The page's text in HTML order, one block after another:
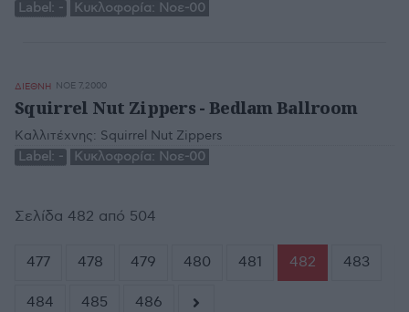
Label: - Κυκλοφορία: Νοε-00
ΔΙΕΘΝΗ ΝΟΕ 7,2000
Squirrel Nut Zippers - Bedlam Ballroom
Καλλιτέχνης: Squirrel Nut Zippers
Label: - Κυκλοφορία: Νοε-00
Σελίδα 482 από 504
477 478 479 480 481 482 483
484 485 486